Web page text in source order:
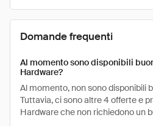
Domande frequenti
Al momento sono disponibili
Hardware?
Al momento, non sono disponibili
Tuttavia, ci sono altre 4 offerte e
Hardware che non richiedono un